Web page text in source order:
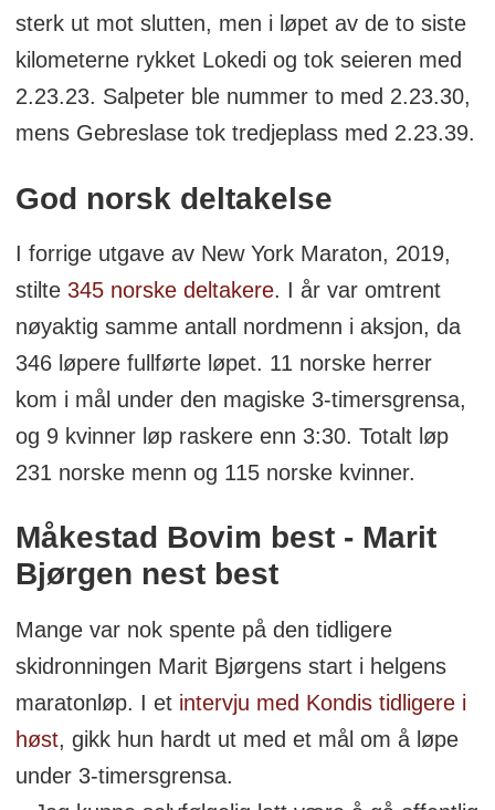
sterk ut mot slutten, men i løpet av de to siste
kilometerne rykket Lokedi og tok seieren med
2.23.23. Salpeter ble nummer to med 2.23.30,
mens Gebreslase tok tredjeplass med 2.23.39.
God norsk deltakelse
I forrige utgave av New York Maraton, 2019,
stilte 345 norske deltakere. I år var omtrent
nøyaktig samme antall nordmenn i aksjon, da
346 løpere fullførte løpet. 11 norske herrer
kom i mål under den magiske 3-timersgrensa,
og 9 kvinner løp raskere enn 3:30. Totalt løp
231 norske menn og 115 norske kvinner.
Måkestad Bovim best - Marit
Bjørgen nest best
Mange var nok spente på den tidligere
skidronningen Marit Bjørgens start i helgens
maratonløp. I et intervju med Kondis tidligere i
høst, gikk hun hardt ut med et mål om å løpe
under 3-timersgrensa.